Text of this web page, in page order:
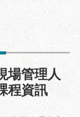
場管理人
程資訊